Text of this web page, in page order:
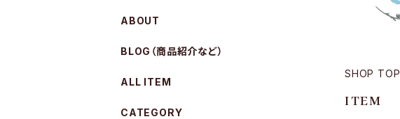
SHOP TOP
ITEM
ABOUT
BLOG（商品紹介など）
ALL ITEM
CATEGORY